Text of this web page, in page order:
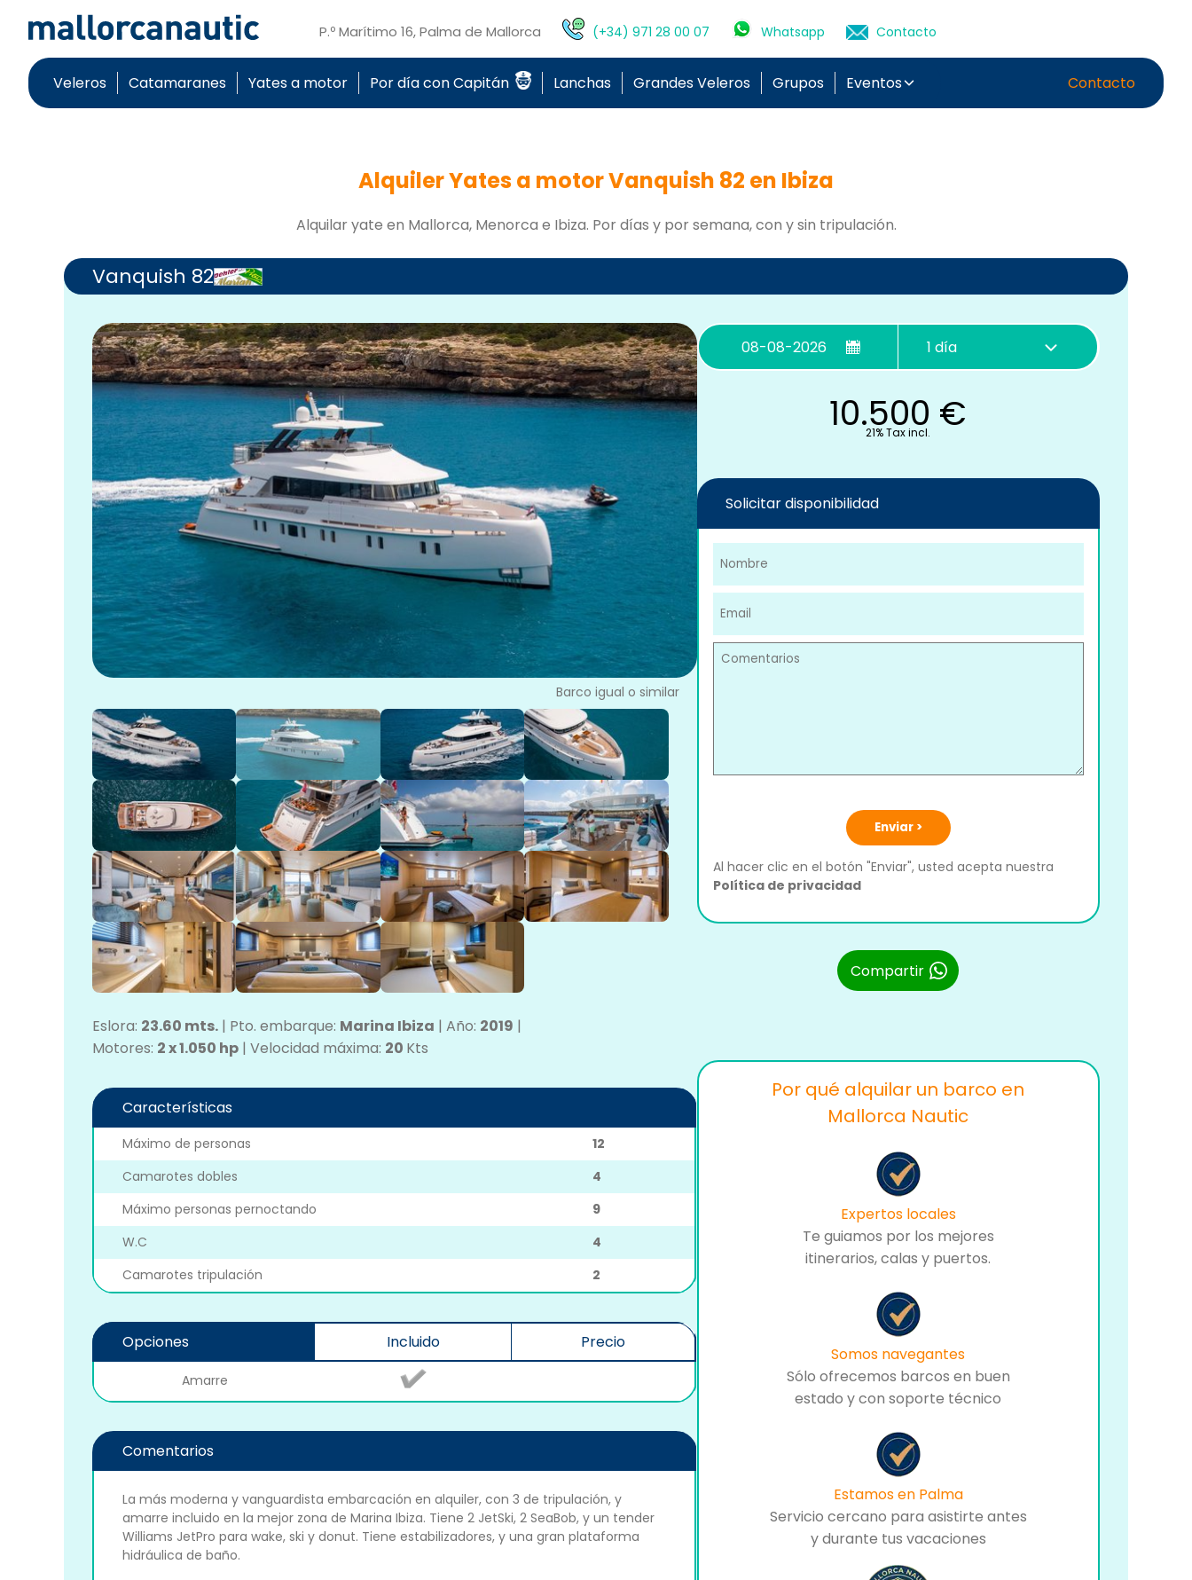
P.º Marítimo 16, Palma de Mallorca (+34) 971 28 00 07 Whatsapp Contacto
Veleros Catamaranes Yates a motor Por día con Capitán Lanchas Grandes Veleros Grupos Eventos Contacto
Alquiler Yates a motor Vanquish 82 en Ibiza
Alquilar yate en Mallorca, Menorca e Ibiza. Por días y por semana, con y sin tripulación.
Vanquish 82
Barco igual o similar
Eslora: 23.60 mts. | Pto. embarque: Marina Ibiza | Año: 2019 |
Motores: 2 x 1.050 hp | Velocidad máxima: 20 Kts
Características
Máximo de personas
12
Camarotes dobles
4
Máximo personas pernoctando
9
W.C
4
Camarotes tripulación
2
Opciones Incluido Precio
Amarre
Comentarios
La más moderna y vanguardista embarcación en alquiler, con 3 de tripulación, y
amarre incluido en la mejor zona de Marina Ibiza. Tiene 2 JetSki, 2 SeaBob, y un tender
Williams JetPro para wake, ski y donut. Tiene estabilizadores, y una gran plataforma
hidráulica de baño.
10.500 €
21% Tax incl.
Solicitar disponibilidad
Enviar >
Al hacer clic en el botón "Enviar", usted acepta nuestra
Política de privacidad
Compartir
Por qué alquilar un barco en
Mallorca Nautic
Expertos locales
Te guiamos por los mejores
itinerarios, calas y puertos.
Somos navegantes
Sólo ofrecemos barcos en buen
estado y con soporte técnico
Estamos en Palma
Servicio cercano para asistirte antes
y durante tus vacaciones